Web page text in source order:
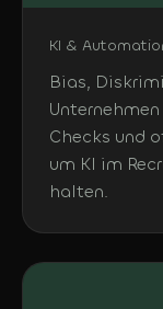
KI &
Bias,
Checks und
um KI im
halten.